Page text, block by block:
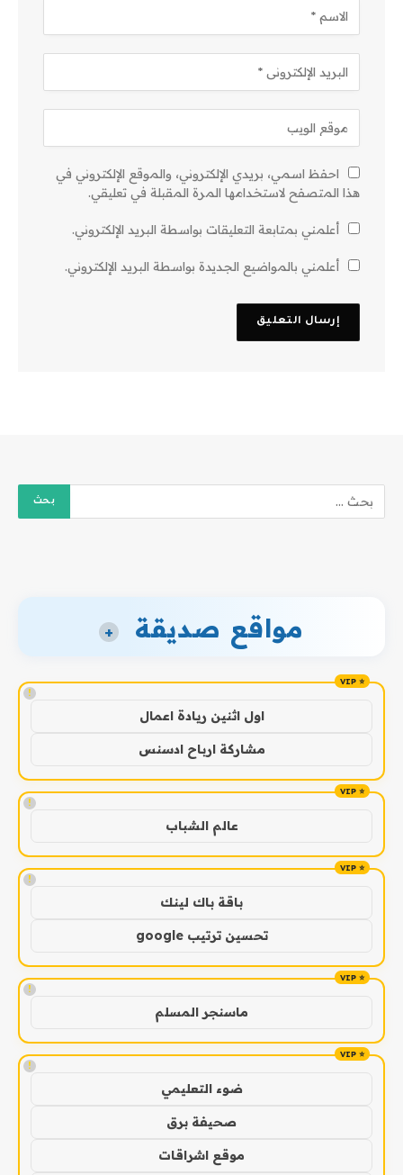
احفظ اسمي، بريدي الإلكتروني، والموقع الإلكتروني في
هذا المتصفح لاستخدامها المرة المقبلة في تعليقي.
أعلمني بمتابعة التعليقات بواسطة البريد الإلكتروني.
أعلمني بالمواضيع الجديدة بواسطة البريد الإلكتروني.
مواقع صديقة +
!
اول اثنين ريادة اعمال
مشاركة ارباح ادسنس
!
عالم الشباب
!
باقة باك لينك
تحسين ترتيب google
!
ماسنجر المسلم
!
ضوء التعليمي
صحيفة برق
موقع اشراقات